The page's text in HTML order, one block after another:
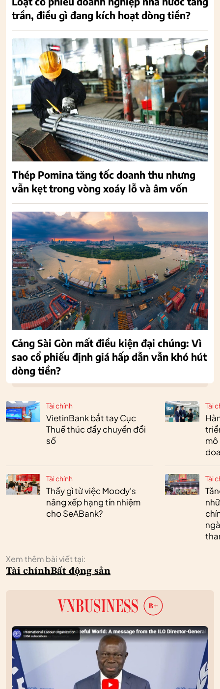
Tài chính
VietinBank bắt tay Cục
Thuế thúc đẩy chuyển đổi
số
Tài chính
Thấy gì từ việc Moody's
nâng xếp hạng tín nhiệm
cho SeABank?
Tài
mô
Tài
Xem thêm bài viết tại:
Tài chínhBất động sản
trần, điều gì đang kích hoạt dòng tiền?
Thép Pomina tăng tốc doanh thu nhưng
vẫn kẹt trong vòng xoáy lỗ và âm vốn
Cảng Sài Gòn mất điều kiện đại chúng: Vì
sao cổ phiếu định giá hấp dẫn vẫn khó hút
dòng tiền?